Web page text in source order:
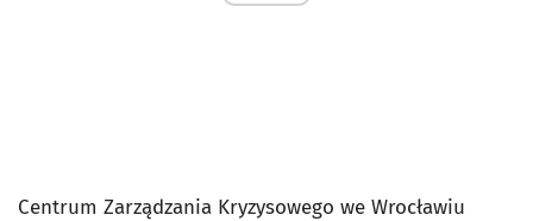
Centrum Zarządzania Kryzysowego we Wrocławiu